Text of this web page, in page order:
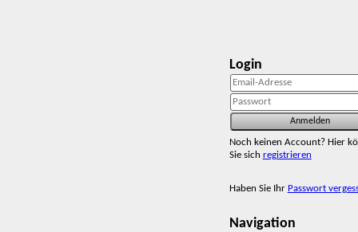
Login
Noch keinen Account? Hier
Sie sich registrieren
Haben Sie Ihr Passwort
Navigation